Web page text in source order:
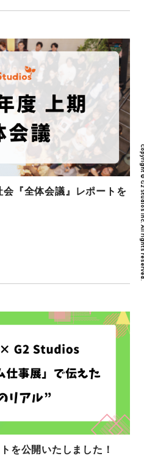
Copyright © G2
『全体会議』レポートを
を公開いたしました！